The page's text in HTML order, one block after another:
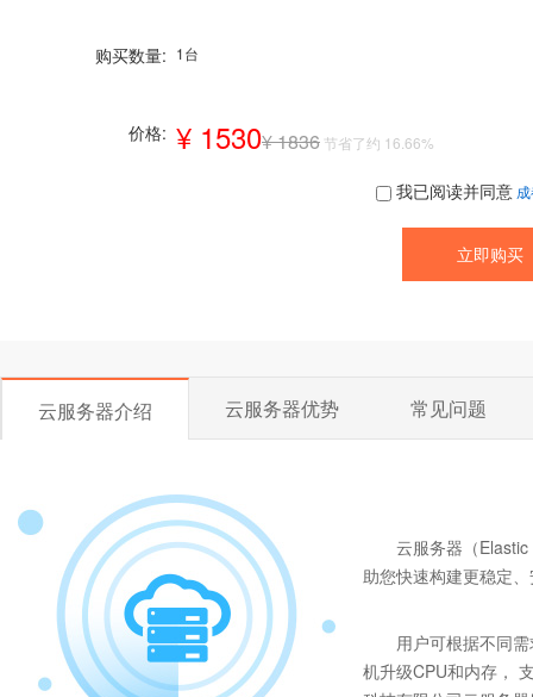
购买数量: 1台
价格: ¥ 1530¥ 1836 节省了约 16.66%
我已阅读并同意
云服务器介绍 云服务器优势 常见问题
云服务器（
助您快速构建更稳定
用户可根据不同
机升级CPU和内存，